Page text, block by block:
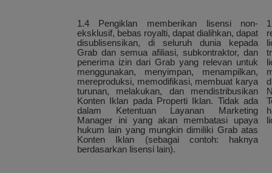
1.4 Pengiklan memberikan lisensi non-
eksklusif, bebas royalti, dapat dialihkan, dapat
disublisensikan, di seluruh dunia kepada
Grab dan semua afiliasi, subkontraktor, dan
penerima izin dari Grab yang relevan untuk
menggunakan, menyimpan, menampilkan,
mereproduksi, memodifikasi, membuat karya
turunan, melakukan, dan mendistribusikan
Konten Iklan pada Properti Iklan. Tidak ada
dalam Ketentuan Layanan Marketing
Manager ini yang akan membatasi upaya
hukum lain yang mungkin dimiliki Grab atas
Konten Iklan (sebagai contoh: haknya
berdasarkan lisensi lain).